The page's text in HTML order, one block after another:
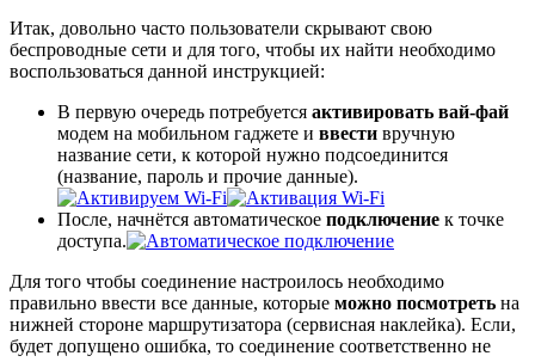
Итак, довольно часто пользователи скрывают свою
беспроводные сети и для того, чтобы их найти необходимо
воспользоваться данной инструкцией:
В первую очередь потребуется активировать вай-фай
модем на мобильном гаджете и ввести вручную
название сети, к которой нужно подсоединится
(название, пароль и прочие данные).
После, начнётся автоматическое подключение к точке
доступа.
Для того чтобы соединение настроилось необходимо
правильно ввести все данные, которые можно посмотреть на
нижней стороне маршрутизатора (сервисная наклейка). Если,
будет допущено ошибка, то соединение соответственно не